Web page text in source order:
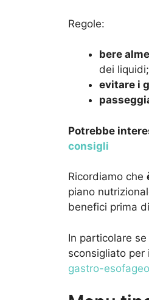
Regole:
bere
dei liquidi;
evitare i
Potrebbe
consigli
Ricordiamo che
piano
benefici prima
In particolare
sconsigliato
gastro-esofageo